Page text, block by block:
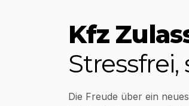
Kfz
Die Freude über ein